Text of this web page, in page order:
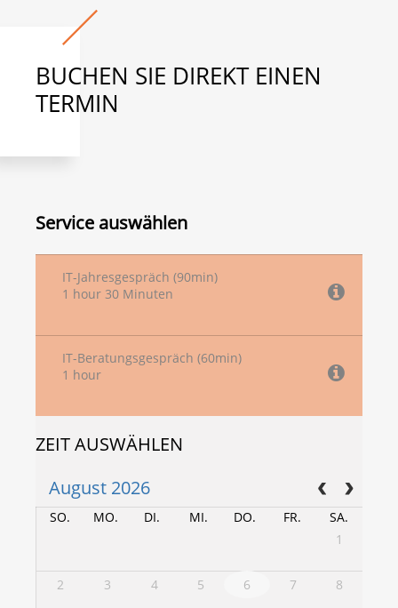
BUCHEN SIE DIREKT EINEN
TERMIN
Service auswählen
IT-Jahresgespräch (90min)
1 hour 30 Minuten
IT-Beratungsgespräch (60min)
1 hour
ZEIT AUSWÄHLEN
August 2026
SO. MO. DI. MI. DO. FR.
SA.
1
2 3 4 5 6 7 8